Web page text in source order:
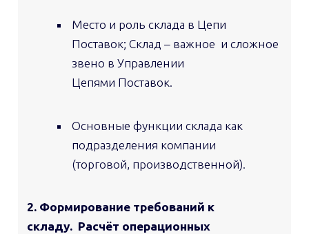
Место и роль склада в Цепи
Поставок; Склад – важное и сложное
звено в Управлении
Цепями Поставок.
Основные функции склада как
подразделения компании
(торговой, производственной).
2. Формирование требований к
складу. Расчёт операционных